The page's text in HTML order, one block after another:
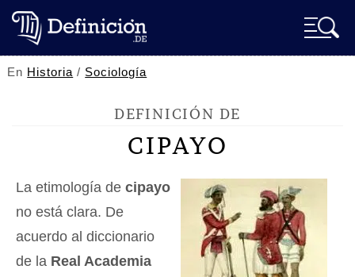
En Historia / Sociología
DEFINICIÓN DE
CIPAYO
La etimología de cipayo
no está clara. De
acuerdo al diccionario
de la Real Academia